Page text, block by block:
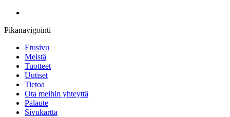
Pikanavigointi
Etusivu
Meistä
Tuotteet
Uutiset
Tietoa
Ota meihin yhteyttä
Palaute
Sivukartta